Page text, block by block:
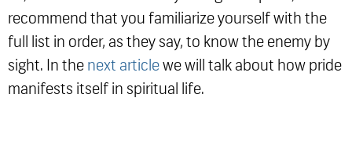
recommend that you familiarize yourself with the
full list in order, as they say, to know the enemy by
sight. In the next article we will talk about how pride
manifests itself in spiritual life.